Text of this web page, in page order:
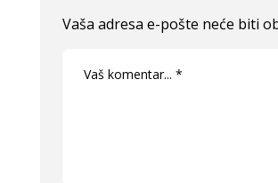
Vaša adresa e-pošte neće biti